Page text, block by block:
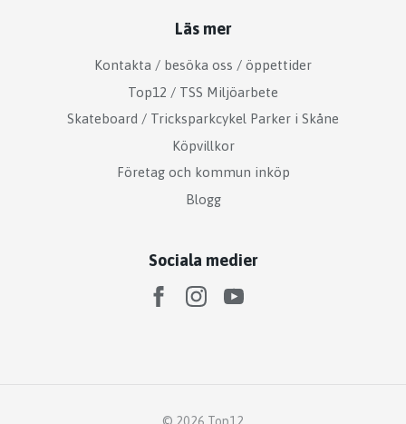
Läs mer
Kontakta / besöka oss / öppettider
Top12 / TSS Miljöarbete
Skateboard / Tricksparkcykel Parker i Skåne
Köpvillkor
Företag och kommun inköp
Blogg
Sociala medier
© 2026 Top12